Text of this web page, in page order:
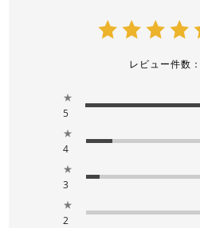
レビュー件数：
★
5
★
4
★
3
★
2